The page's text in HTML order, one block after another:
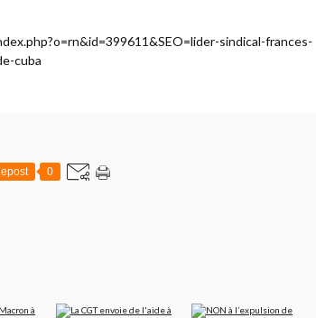
sindical-frances-
cuba
0